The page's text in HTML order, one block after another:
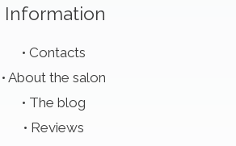
Information
Contacts
About the salon
The blog
Reviews